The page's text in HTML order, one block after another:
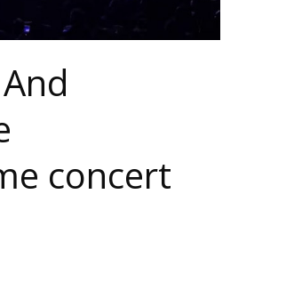
concert